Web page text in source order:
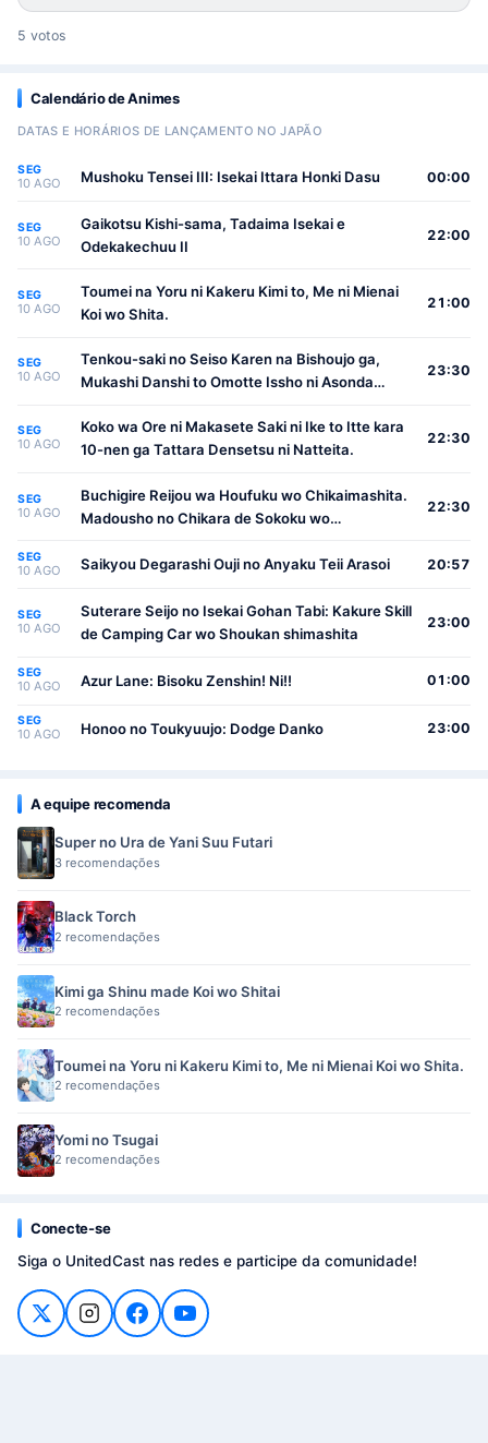
5 votos
Calendário de Animes
DATAS E HORÁRIOS DE LANÇAMENTO NO JAPÃO
SEG
10 AGO Mushoku Tensei III: Isekai Ittara Honki Dasu 00:00
SEG
10 AGO
Gaikotsu Kishi-sama, Tadaima Isekai e
Odekakechuu II
22:00
SEG
10 AGO
Toumei na Yoru ni Kakeru Kimi to, Me ni Mienai
Koi wo Shita.
21:00
SEG
10 AGO
Tenkou-saki no Seiso Karen na Bishoujo ga,
Mukashi Danshi to Omotte Issho ni Asonda
23:30
SEG
10 AGO
Koko wa Ore ni Makasete Saki ni Ike to Itte kara
10-nen ga Tattara Densetsu ni Natteita.
22:30
SEG
10 AGO
Buchigire Reijou wa Houfuku wo Chikaimashita.
Madousho no Chikara de Sokoku wo
22:30
SEG
10 AGO Saikyou Degarashi Ouji no Anyaku Teii Arasoi 20:57
SEG
10 AGO
Suterare Seijo no Isekai Gohan Tabi: Kakure Skill
de Camping Car wo Shoukan shimashita
23:00
SEG
10 AGO Azur Lane: Bisoku Zenshin! Ni!! 01:00
SEG
10 AGO Honoo no Toukyuujo: Dodge Danko 23:00
A equipe recomenda
Super no Ura de Yani Suu Futari
3 recomendações
Black Torch
2 recomendações
Kimi ga Shinu made Koi wo Shitai
2 recomendações
Toumei na Yoru ni Kakeru Kimi to, Me ni Mienai Koi wo Shita.
2 recomendações
Yomi no Tsugai
2 recomendações
Conecte-se
Siga o UnitedCast nas redes e participe da comunidade!